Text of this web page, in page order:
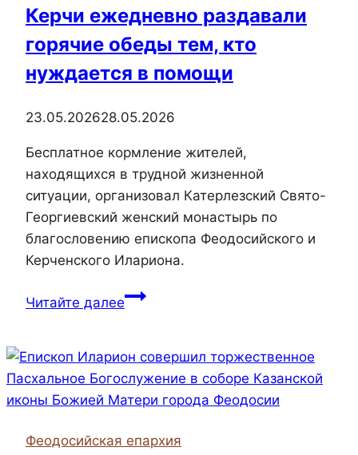
Керчи ежедневно раздавали
горячие обеды тем, кто
нуждается в помощи
23.05.202628.05.2026
Бесплатное кормление жителей,
находящихся в трудной жизненной
ситуации, организовал Катерлезский Свято-
Георгиевский женский монастырь по
благословению епископа Феодосийского и
Керченского Илариона.
Читайте далееВ
недели
на
Центральном
города
Феодосийская епархия